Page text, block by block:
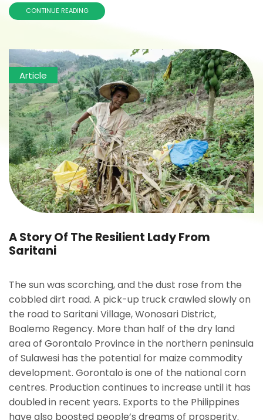
CONTINUE READING
Article
A Story Of The Resilient Lady From
Saritani
The sun was scorching, and the dust rose from the
cobbled dirt road. A pick-up truck crawled slowly on
the road to Saritani Village, Wonosari District,
Boalemo Regency. More than half of the dry land
area of Gorontalo Province in the northern peninsula
of Sulawesi has the potential for maize commodity
development. Gorontalo is one of the national corn
centres. Production continues to increase until it has
doubled in recent years. Exports to the Philippines
have also boosted people’s dreams of prosperity.